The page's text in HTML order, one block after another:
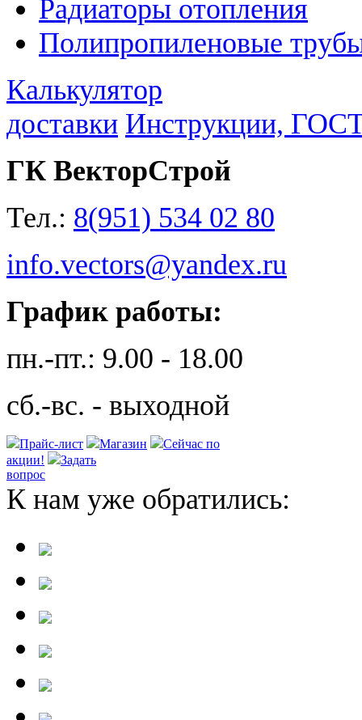
Радиаторы отопления
Полипропиленовые
Калькулятор
доставки Инструкции,
ГК ВекторСтрой
Тел.: 8(951) 534 02 80
info.vectors@yandex.ru
График работы:
пн.-пт.: 9.00 - 18.00
сб.-вс. - выходной
Прайс-лист Магазин
Сейчас по
акции!
Задать
вопрос
К нам уже обратились: